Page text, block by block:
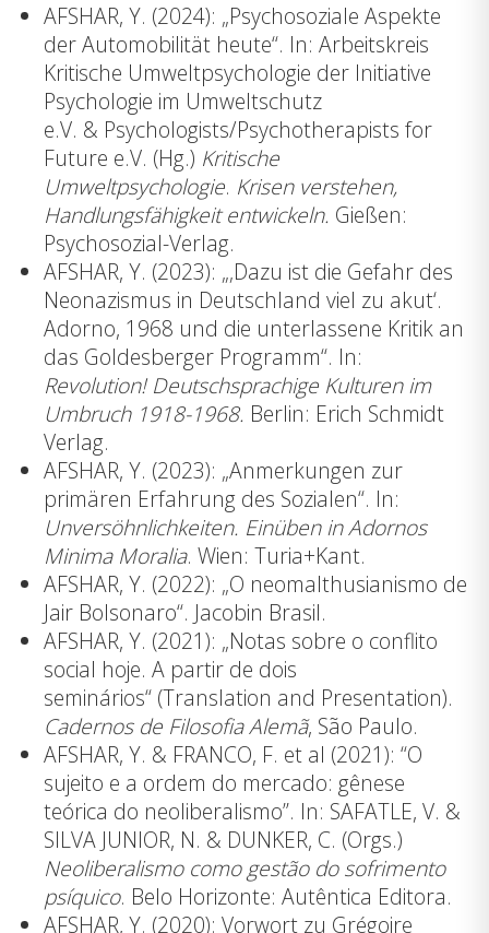
AFSHAR, Y. (2024): „Psychosoziale Aspekte
der Automobilität heute“. In: Arbeitskreis
Kritische Umweltpsychologie der Initiative
Psychologie im Umweltschutz
e.V. & Psychologists/Psychotherapists for
Future e.V. (Hg.) Kritische
Umweltpsychologie. Krisen verstehen,
Handlungsfähigkeit entwickeln. Gießen:
Psychosozial-Verlag.
AFSHAR, Y. (2023): „‚Dazu ist die Gefahr des
Neonazismus in Deutschland viel zu akut‘.
Adorno, 1968 und die unterlassene Kritik an
das Goldesberger Programm“. In:
Revolution! Deutschsprachige Kulturen im
Umbruch 1918-1968. Berlin: Erich Schmidt
Verlag.
AFSHAR, Y. (2023): „Anmerkungen zur
primären Erfahrung des Sozialen“. In:
Unversöhnlichkeiten. Einüben in Adornos
Minima Moralia. Wien: Turia+Kant.
AFSHAR, Y. (2022): „O neomalthusianismo de
Jair Bolsonaro“. Jacobin Brasil.
AFSHAR, Y. (2021): „Notas sobre o conflito
social hoje. A partir de dois
seminários“ (Translation and Presentation).
Cadernos de Filosofia Alemã, São Paulo.
AFSHAR, Y. & FRANCO, F. et al (2021): “O
sujeito e a ordem do mercado: gênese
teórica do neoliberalismo”. In: SAFATLE, V. &
SILVA JUNIOR, N. & DUNKER, C. (Orgs.)
Neoliberalismo comogestão do sofrimento
psíquico. Belo Horizonte: Autêntica Editora.
AFSHAR, Y. (2020): Vorwort zu Grégoire